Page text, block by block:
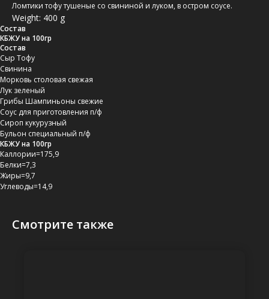
Ломтики тофу тушеные со свининой и луком, в остром соусе.
Weight: 400 g
Состав
КБЖУ на 100гр
Состав
Сыр Тофу
Свинина
Морковь столовая свежая
Лук зеленый
Грибы Шампиньоны свежие
Соус для приготовления п/ф
Сироп кукурузный
Бульон специальный п/ф
КБЖУ на 100гр
Каллории=175,9
Белки=7,3
Жиры=9,7
Углеводы=14,9
Смотрите также